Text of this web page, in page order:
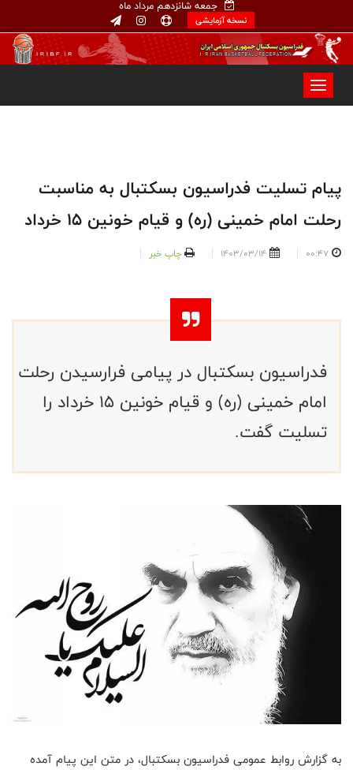
جمعه شانزدهم مرداد ماه
نسخه آزمایشی
پیام تسلیت فدراسیون بسکتبال به مناسبت
رحلت امام خمینی (ره) و قیام خونین 15 خرداد
00:47
1403/03/14 چاپ خبر
فدراسیون بسکتبال در پیامی فرارسیدن رحلت
امام خمینی (ره) و قیام خونین 15 خرداد را
تسلیت گفت.
به گزارش روابط عمومی فدراسیون بسکتبال، در متن این پیام آمده